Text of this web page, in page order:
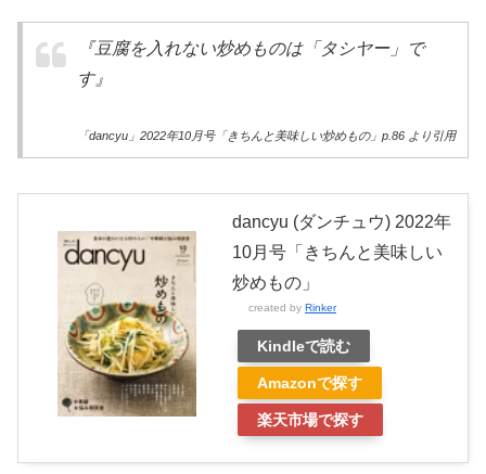
『豆腐を入れない炒めものは「タシヤー」で
す』
「dancyu」2022年10月号「きちんと美味しい炒めもの」p.86 より引用
dancyu (ダンチュウ) 2022年
10月号「きちんと美味しい
炒めもの」
created by Rinker
Kindleで読む
Amazonで探す
楽天市場で探す